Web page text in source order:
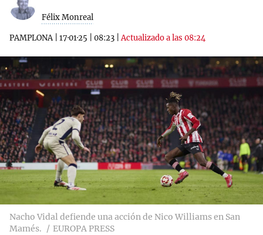
Félix Monreal
PAMPLONA| 17·01·25 08:23 |Actualizado a las 08:24
Nacho Vidal defiende una acción de Nico Williams en San
Mamés.
EUROPA PRESS